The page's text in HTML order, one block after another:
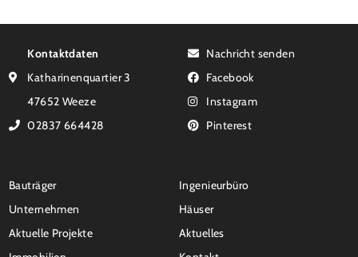
Kontaktdaten
Katharinenquartier 3
47652 Weeze
02837 664428
Nachricht senden
Facebook
Instagram
Pinterest
Bauträger
Ingenieurbüro
Unternehmen
Häuser
Aktuelle Projekte
Aktuelles